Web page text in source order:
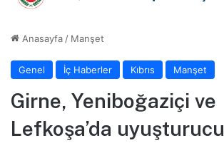
Anasayfa / Manşet
Genel İç Haberler Kıbrıs Manşet
Girne, Yeniboğaziçi ve
Lefkoşa’da uyuşturucu